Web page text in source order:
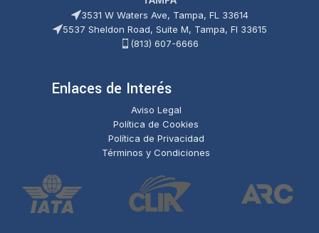
3531 W Waters Ave, Tampa, FL 33614
5537 Sheldon Road, Suite M, Tampa, Fl 33615
(813) 607-6666
Enlaces de Interés
Aviso Legal
Política de Cookies
Política de Privacidad
Términos y Condiciones